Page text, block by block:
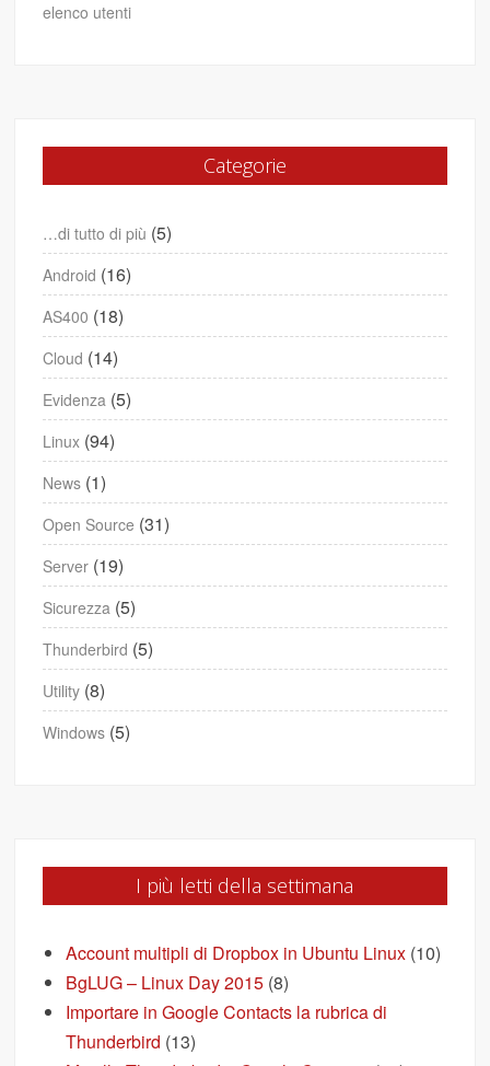
elenco utenti
Categorie
…di tutto di più (5)
Android (16)
AS400 (18)
Cloud (14)
Evidenza (5)
Linux (94)
News (1)
Open Source (31)
Server (19)
Sicurezza (5)
Thunderbird (5)
Utility (8)
Windows (5)
I più letti della settimana
Account multipli di Dropbox in Ubuntu Linux (10)
BgLUG – Linux Day 2015 (8)
Importare in Google Contacts la rubrica di
Thunderbird (13)